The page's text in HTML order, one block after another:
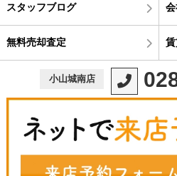
スタッフブログ
無料売却査定
小山城南店